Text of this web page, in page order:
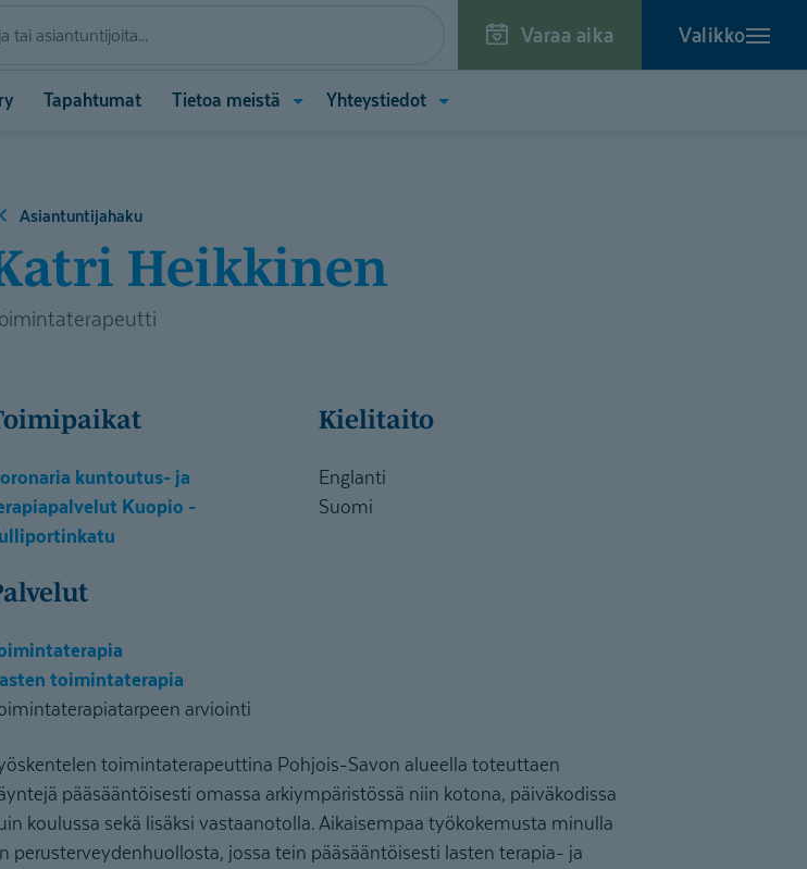
Varaa aika Valikko
Tapahtumat Tietoa meistä Avaa
Yhteystiedot Avaa
Asiantuntijahaku
Katri Heikkinen
Toimipaikat
kuntoutus- ja
Kuopio -
Kielitaito
Englanti
Suomi
Palvelut
toimintaterapia
arviointi
toimintaterapeuttina Pohjois-Savon alueella toteuttaen
pääsääntöisesti omassa arkiympäristössä niin kotona, päiväkodissa
koulussa sekä lisäksi vastaanotolla. Aikaisempaa työkokemusta minulla
perusterveydenhuollosta, jossa tein pääsääntöisesti lasten terapia- ja